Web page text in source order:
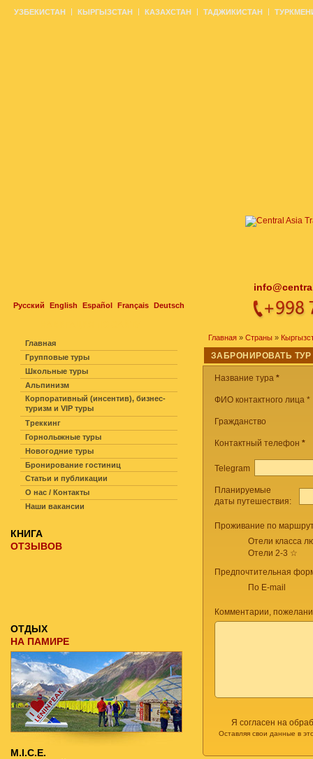
Русский English Español Français Deutsch
УЗБЕКИСТАН КЫРГЫЗСТАН КАЗАХСТАН ТАДЖИКИСТАН
Главная » Страны »
ЗАБРОНИРОВАТЬ ТУР
Название тура *
ФИО контактного лица *
Гражданство
Контактный телефон *
Telegram
Планируемые
даты путешествия:
Проживание по
Отели класса
Отели 2-3 ☆
Предпочтительная
По E-mail
Комментарии,
Я согласен на
Оставляя свои данные в
Главная
Групповые туры
Школьные туры
Альпинизм
Корпоративный (инсентив), бизнес-
туризм и VIP туры
Треккинг
Горнолыжные туры
Новогодние туры
Бронирование гостиниц
Статьи и публикации
О нас / Контакты
Наши вакансии
КНИГА
ОТЗЫВОВ
ОТДЫХ
НА ПАМИРЕ
M.I.C.E.